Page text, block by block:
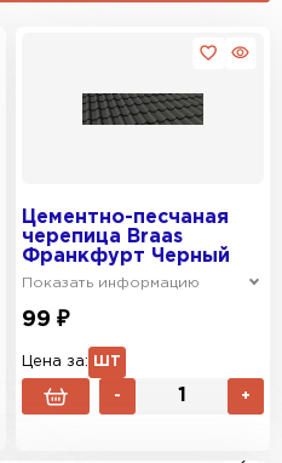
Цементно-песчаная
черепица Braas
Франкфурт Черный
Показать информацию
99 ₽
Цена за: ШТ
- +